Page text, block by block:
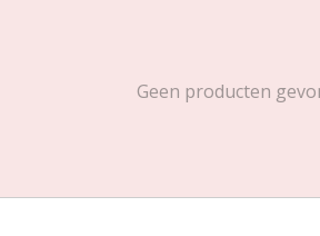
Geen producten